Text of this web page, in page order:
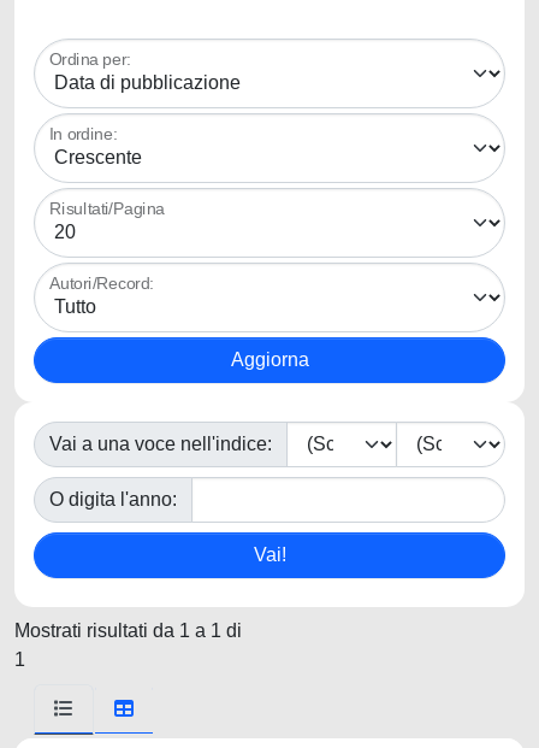
Ordina per:
In ordine:
Risultati/Pagina
Autori/Record:
Vai a una voce nell'indice:
O digita l'anno:
Mostrati risultati da 1 a 1 di
1